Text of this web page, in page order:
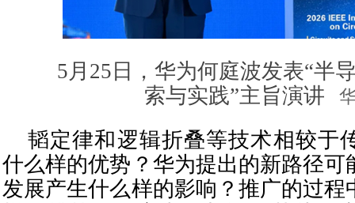
5月25日，华为何庭波发表“半
索与实践”主旨演讲
韬定律和逻辑折叠等技术相较于
什么样的优势？华为提出的新路径可
发展产生什么样的影响？推广的过程